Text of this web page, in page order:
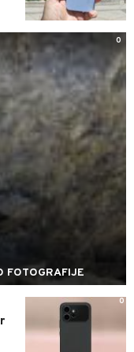
0
FOTOGRAFIJE
0